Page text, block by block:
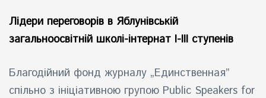
Лідери переговорів в Яблунівській
загальноосвітній школі-інтернат І-ІІІ ступенів
Благодійний фонд журналу „Единственная”
спільно з ініціативною групою Public Speakers for